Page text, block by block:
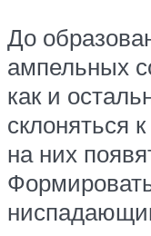
До
ампельных
как и
склоняться
на них